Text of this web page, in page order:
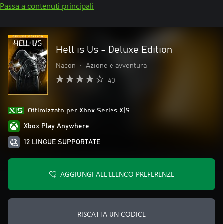
Passa a contenuti principali
Hell is Us - Deluxe Edition
Nacon • Azione e avventura
40
Ottimizzato per Xbox Series X|S
Xbox Play Anywhere
12 LINGUE SUPPORTATE
AGGIUNGI ALL'ELENCO PREFERENZE
RISCATTA UN CODICE